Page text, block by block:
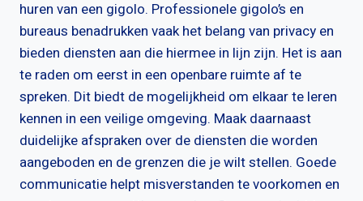
huren van een gigolo. Professionele gigolo’s en
bureaus benadrukken vaak het belang van privacy en
bieden diensten aan die hiermee in lijn zijn. Het is aan
te raden om eerst in een openbare ruimte af te
spreken. Dit biedt de mogelijkheid om elkaar te leren
kennen in een veilige omgeving. Maak daarnaast
duidelijke afspraken over de diensten die worden
aangeboden en de grenzen die je wilt stellen. Goede
communicatie helpt misverstanden te voorkomen en